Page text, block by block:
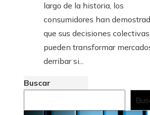
largo de la historia, los
consumidores han
que sus decisiones colectivas
pueden transformar
derribar si...
Buscar